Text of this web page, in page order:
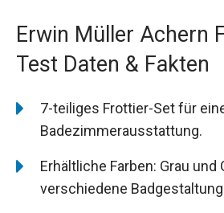
Erwin Müller Achern
Test Daten & Fakten
7-teiliges Frottier-Set für
Badezimmerausstattung.
Erhältliche Farben: Grau
verschiedene